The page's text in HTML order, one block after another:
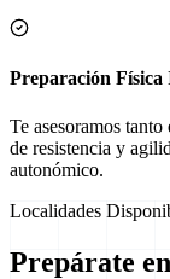
Preparación Física
Te asesoramos
de resistencia y
autonómico.
Localidades
Prepárate